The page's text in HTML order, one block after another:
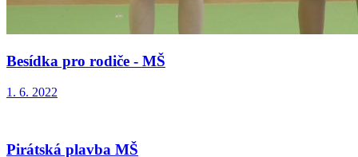
Besídka pro rodiče - MŠ
1. 6. 2022
Pirátská plavba MŠ